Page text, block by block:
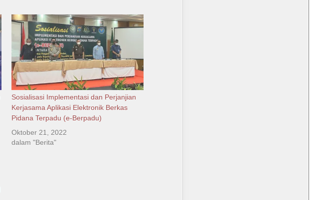
Sosialisasi Implementasi dan Perjanjian
Kerjasama Aplikasi Elektronik Berkas
Pidana Terpadu (e-Berpadu)
Oktober 21, 2022
dalam "Berita"